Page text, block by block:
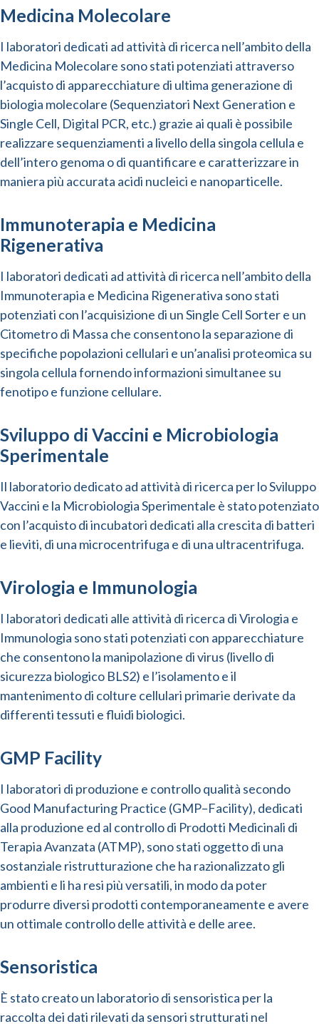
Medicina Molecolare
I laboratori dedicati ad attività di ricerca nell’ambito della
Medicina Molecolare sono stati potenziati attraverso
l’acquisto di apparecchiature di ultima generazione di
biologia molecolare (Sequenziatori Next Generation e
Single Cell, Digital PCR, etc.) grazie ai quali è possibile
realizzare sequenziamenti a livello della singola cellula e
dell’intero genoma o di quantificare e caratterizzare in
maniera più accurata acidi nucleici e nanoparticelle.
Immunoterapia e Medicina
Rigenerativa
I laboratori dedicati ad attività di ricerca nell’ambito della
Immunoterapia e Medicina Rigenerativa sono stati
potenziati con l’acquisizione di un Single Cell Sorter e un
Citometro di Massa che consentono la separazione di
specifiche popolazioni cellulari e un’analisi proteomica su
singola cellula fornendo informazioni simultanee su
fenotipo e funzione cellulare.
Sviluppo di Vaccini e Microbiologia
Sperimentale
Il laboratorio dedicato ad attività di ricerca per lo Sviluppo
Vaccini e la Microbiologia Sperimentale è stato potenziato
con l’acquisto di incubatori dedicati alla crescita di batteri
e lieviti, di una microcentrifuga e di una ultracentrifuga.
Virologia e Immunologia
I laboratori dedicati alle attività di ricerca di Virologia e
Immunologia sono stati potenziati con apparecchiature
che consentono la manipolazione di virus (livello di
sicurezza biologico BLS2) e l’isolamento e il
mantenimento di colture cellulari primarie derivate da
differenti tessuti e fluidi biologici.
GMP Facility
I laboratori di produzione e controllo qualità secondo
Good Manufacturing Practice (GMP–Facility), dedicati
alla produzione ed al controllo di Prodotti Medicinali di
Terapia Avanzata (ATMP), sono stati oggetto di una
sostanziale ristrutturazione che ha razionalizzato gli
ambienti e li ha resi più versatili, in modo da poter
produrre diversi prodotti contemporaneamente e avere
un ottimale controllo delle attività e delle aree.
Sensoristica
È stato creato un laboratorio di sensoristica per la
raccolta dei dati rilevati da sensori strutturati nel